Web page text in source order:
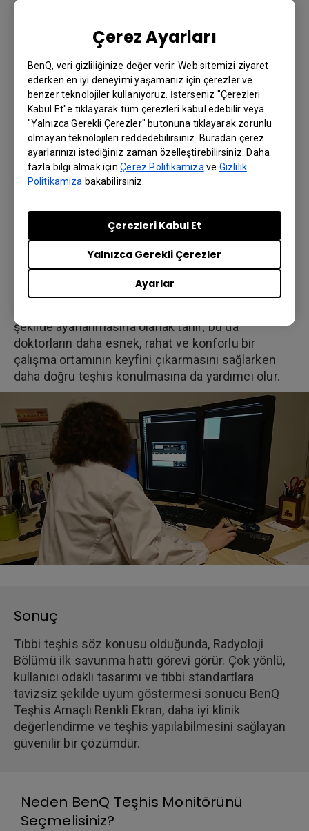
Çerez Ayarları
BenQ, veri gizliliğinize değer verir. Web sitemizi ziyaret
ederken en iyi deneyimi yaşamanız için çerezler ve
benzer teknolojiler kullanıyoruz. İsterseniz "Çerezleri
Kabul Et"e tıklayarak tüm çerezleri kabul edebilir veya
"Yalnızca Gerekli Çerezler" butonuna tıklayarak zorunlu
olmayan teknolojileri reddedebilirsiniz. Buradan çerez
ayarlarınızı istediğiniz zaman özelleştirebilirsiniz. Daha
fazla bilgi almak içinÇerez Politikamıza veGizlilik
Politikamıza bakabilirsiniz.
Ayarlar
Yalnızca Gerekli Çerezler
Çerezleri Kabul Et
Çözüm
BenQ Teşhis Amaçlı Renkli Ekran tutarlı gri
renklerin aslına sadık bir şekilde üretilmesini
sağlar. Böylece doktorlar görsel ayrıntıların net bir
şekilde fark edilmesi sayesinde doğru
değerlendirmeler yapabilir.
“Son birkaç yılda sağlık kontrolü yaptıran kişilerin
sayısı arttı, bu da Nanjing BenQ Tıp Merkezi
Radyoloji Bölümü'nde iş yükünün artması anlamına
verimli çalışmasına çok yardımcı oldu” dedi. BenQ
Teşhis Amaçlı Renkli Ekran, kullanıcıların tek bir
düğmeye basarak görüntüleme modları arasında
geçiş yapmasına ve farklı görüntüleme
durumlarına hızlı bir şekilde uyum sağlamasına
olanak tanır. Ayrıca kullanıcı odaklı ergonomisi,
şekilde ayarlanmasına olanak tanır; bu da
doktorların daha esnek, rahat ve konforlu bir
çalışma ortamının keyfini çıkarmasını sağlarken
daha doğru teşhis konulmasına da yardımcı olur.
Sonuç
Tıbbi teşhis söz konusu olduğunda, Radyoloji
Bölümü ilk savunma hattı görevi görür. Çok yönlü,
kullanıcı odaklı tasarımı ve tıbbi standartlara
tavizsiz şekilde uyum göstermesi sonucu BenQ
Teşhis Amaçlı Renkli Ekran, daha iyi klinik
değerlendirme ve teşhis yapılabilmesini sağlayan
güvenilir bir çözümdür.
Neden BenQ Teşhis Monitörünü
Seçmelisiniz?